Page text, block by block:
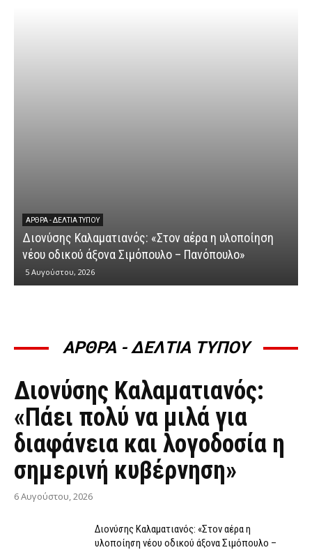
αέρα η υλοποίηση
– Πανόπουλο»
κυβερνητικής αποτυχίας στην
αγροτικών ενισχύσεων»
ΑΡΘΡΑ - ΔΕΛΤΙΑ ΤΥΠΟΥ
ΆΡΘΡΑ - ΔΕΛΤΊΑ ΤΎΠΟΥ
Διονύσης Καλαματιανός:
«Πάει πολύ να μιλά για
διαφάνεια και λογοδοσία η
σημερινή κυβέρνηση»
6 Αυγούστου, 2026
Διονύσης Καλαματιανός: «Στον αέρα η
υλοποίηση νέου οδικού άξονα Σιμόπουλο –